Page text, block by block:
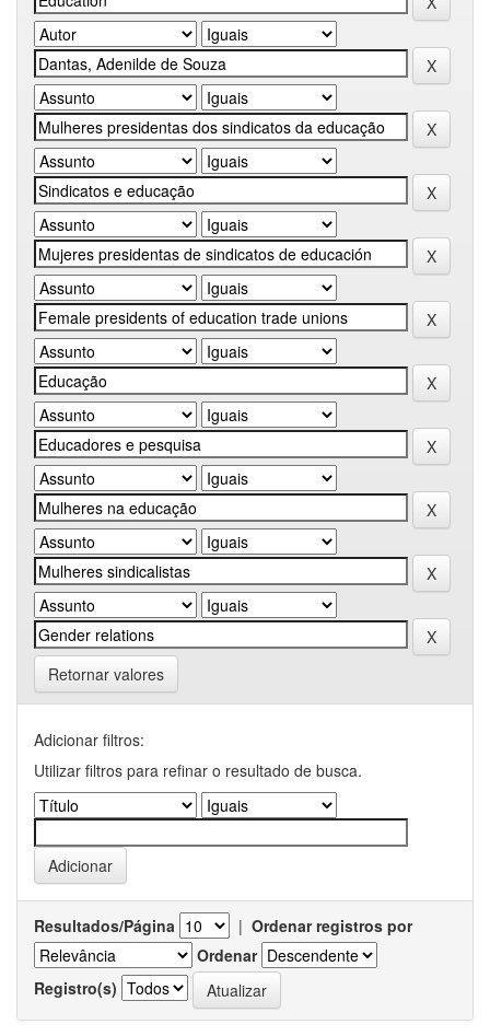
Retornar valores
Adicionar filtros:
Utilizar filtros para refinar o resultado de busca.
Resultados/Página | Ordenar registros por
Ordenar
Registro(s)